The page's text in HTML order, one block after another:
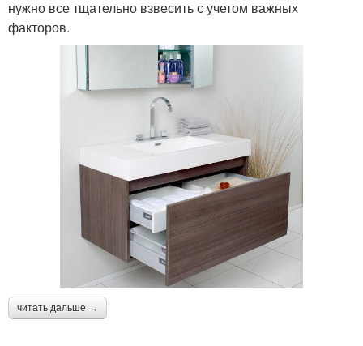
нужно все тщательно взвесить с учетом важных
факторов.
читать дальше →